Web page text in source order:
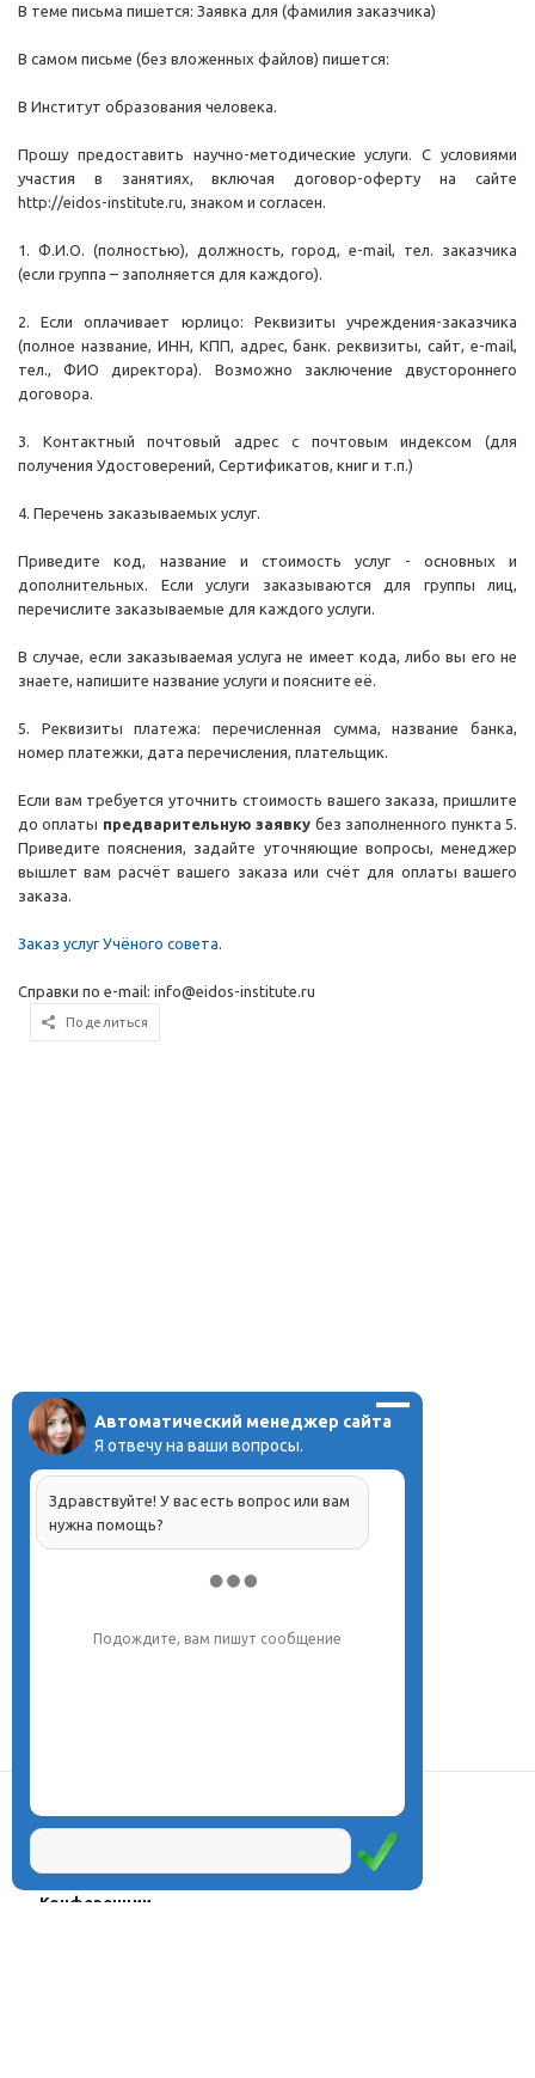
В теме письма пишется: Заявка для (фамилия заказчика)
В самом письме (без вложенных файлов) пишется:
В Институт образования человека.
Прошу предоставить научно-методические услуги. С условиями
участия в занятиях, включая договор-оферту на сайте
http://eidos-institute.ru, знаком и согласен.
1. Ф.И.О. (полностью), должность, город, e-mail, тел. заказчика
(если группа – заполняется для каждого).
2. Если оплачивает юрлицо: Реквизиты учреждения-заказчика
(полное название, ИНН, КПП, адрес, банк. реквизиты, сайт, e-mail,
тел., ФИО директора). Возможно заключение двустороннего
договора.
3. Контактный почтовый адрес с почтовым индексом (для
получения Удостоверений, Сертификатов, книг и т.п.)
4. Перечень заказываемых услуг.
Приведите код, название и стоимость услуг - основных и
дополнительных. Если услуги заказываются для группы лиц,
перечислите заказываемые для каждого услуги.
В случае, если заказываемая услуга не имеет кода, либо вы его не
знаете, напишите название услуги и поясните её.
5. Реквизиты платежа: перечисленная сумма, название банка,
номер платежки, дата перечисления, плательщик.
Если вам требуется уточнить стоимость вашего заказа, пришлите
до оплаты предварительную заявку без заполненного пункта 5.
Приведите пояснения, задайте уточняющие вопросы, менеджер
вышлет вам расчёт вашего заказа или счёт для оплаты вашего
заказа.
Заказ услуг Учёного совета.
Справки по e-mail: info@eidos-institute.ru
Поделиться
Проекты
Олимпиады
Конферeнции
Автоматический менеджер сайта
Я отвечу на ваши вопросы.
Здравствуйте! У вас есть вопрос или вам
нужна помощь?
Напишите, что вас интересует, и мы вам